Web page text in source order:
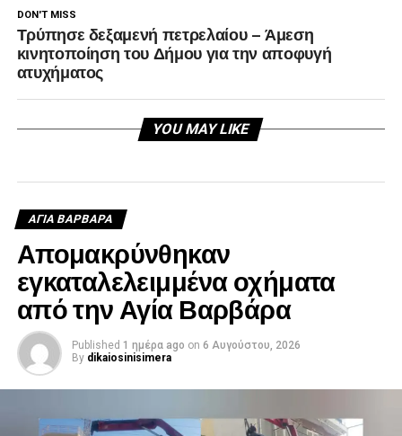
DON'T MISS
Τρύπησε δεξαμενή πετρελαίου – Άμεση
κινητοποίηση του Δήμου για την αποφυγή
ατυχήματος
YOU MAY LIKE
ΑΓΙΑ ΒΑΡΒΑΡΑ
Απομακρύνθηκαν
εγκαταλελειμμένα οχήματα
από την Αγία Βαρβάρα
Published 1 ημέρα ago on 6 Αυγούστου, 2026
By dikaiosinisimera